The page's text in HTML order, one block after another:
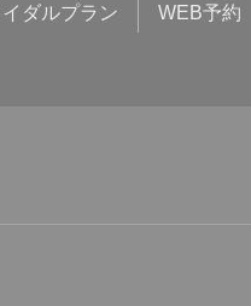
ダルプラン WEB予約